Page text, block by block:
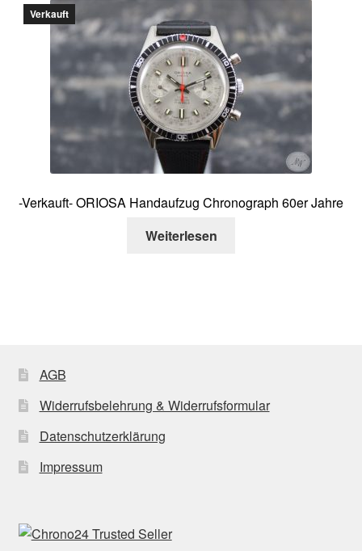
Verkauft
-Verkauft- ORIOSA Handaufzug Chronograph 60er Jahre
Weiterlesen
AGB
Widerrufsbelehrung & Widerrufsformular
Datenschutzerklärung
Impressum